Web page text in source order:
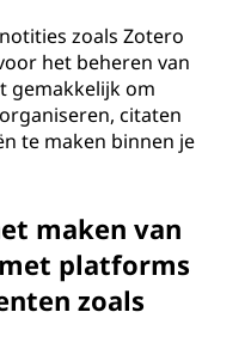
zoals Zotero
het beheren van
gemakkelijk om
citaten
te maken binnen je
maken van
platforms
zoals